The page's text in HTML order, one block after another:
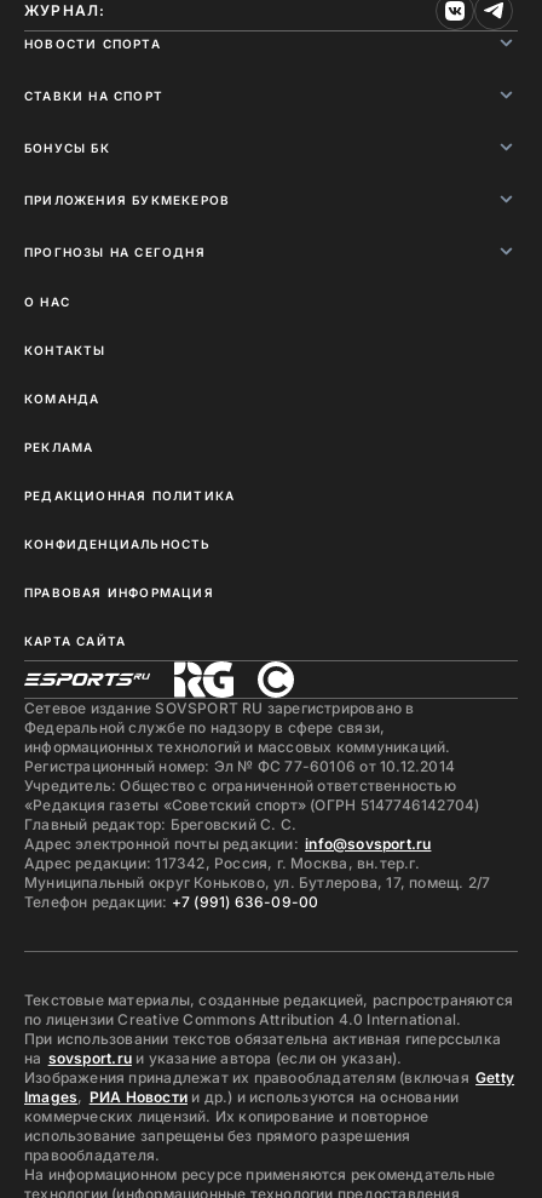
ЖУРНАЛ:
НОВОСТИ СПОРТА
СТАВКИ НА СПОРТ
БОНУСЫ БК
ПРИЛОЖЕНИЯ БУКМЕКЕРОВ
ПРОГНОЗЫ НА СЕГОДНЯ
О НАС
КОНТАКТЫ
КОМАНДА
РЕКЛАМА
РЕДАКЦИОННАЯ ПОЛИТИКА
КОНФИДЕНЦИАЛЬНОСТЬ
ПРАВОВАЯ ИНФОРМАЦИЯ
КАРТА САЙТА
Сетевое издание SOVSPORT RU зарегистрировано в
Федеральной службе по надзору в сфере связи,
информационных технологий и массовых коммуникаций.
Регистрационный номер: Эл № ФС 77-60106 от 10.12.2014
Учредитель: Общество с ограниченной ответственностью
«Редакция газеты «Советский спорт» (ОГРН 5147746142704)
Главный редактор: Бреговский С. С.
Адрес электронной почты редакции: info@sovsport.ru
Адрес редакции: 117342, Россия, г. Москва, вн.тер.г.
Муниципальный округ Коньково, ул. Бутлерова, 17, помещ. 2/7
Телефон редакции: +7 (991) 636-09-00
Текстовые материалы, созданные редакцией, распространяются
по лицензии Creative Commons Attribution 4.0 International.
При использовании текстов обязательна активная гиперссылка
на sovsport.ruи указание автора (если он указан).
Изображения принадлежат их правообладателям (включая Getty
Images, РИА Новости и др.) и используются на основании
коммерческих лицензий. Их копирование и повторное
использование запрещены без прямого разрешения
правообладателя.
На информационном ресурсе применяются рекомендательные
технологии (информационные технологии предоставления